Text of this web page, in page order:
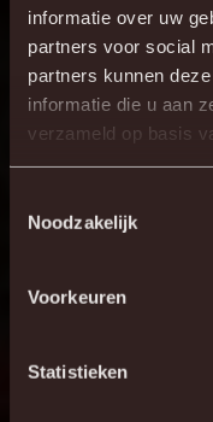
informatie over uw
partners voor social
partners kunnen
informatie die u aan
verzameld op basis
Noodzakelijk
Voorkeuren
Statistieken